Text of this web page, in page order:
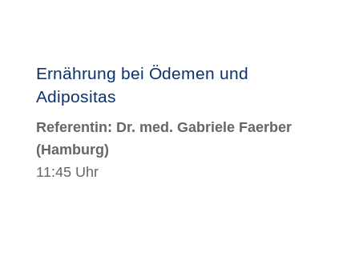
Ernährung bei Ödemen und
Adipositas
Referentin: Dr. med. Gabriele Faerber
(Hamburg)
11:45 Uhr